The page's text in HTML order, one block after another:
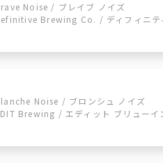
Noise / ブレイブ ノイズ
Brewing Co. / ディフィニテ
Noise / ブロンシュ ノイズ
Brewing / エディット ブリューイ